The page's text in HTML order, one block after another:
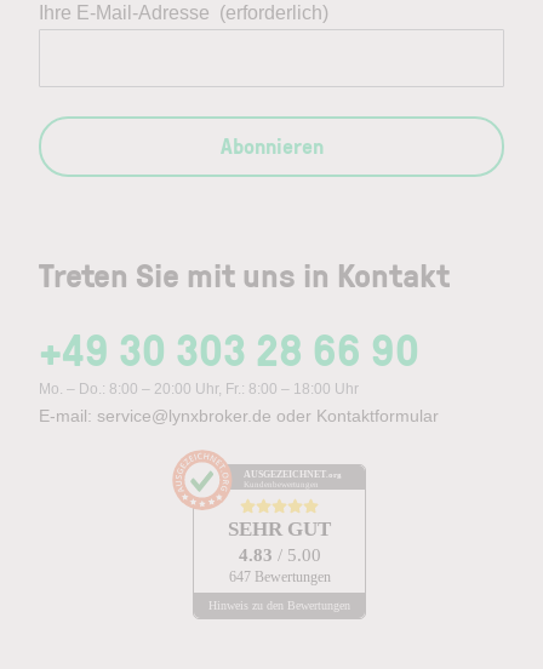
Treten Sie mit uns in Kontakt
+49 30 303 28 66 90
Mo. – Do.: 8:00 – 20:00 Uhr, Fr.: 8:00 – 18:00 Uhr
E-mail: service@lynxbroker.de oder Kontaktformular
AUSGEZEICHNET .org
Kundenbewertungen
SEHR GUT
4.83 / 5.00
647 Bewertungen
Hinweis zu den Bewertungen
Ihre E-Mail-Adresse (erforderlich)
Abonnieren